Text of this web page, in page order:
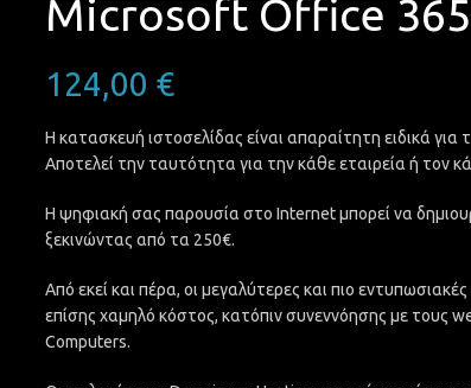
Microsoft Office 365
124,00 €
Η κατασκευή ιστοσελίδας είναι απαραίτητη ειδικά για
Αποτελεί την ταυτότητα για την κάθε εταιρεία ή τον
Η ψηφιακή σας παρουσία στο Internet μπορεί να
ξεκινώντας από τα 250€.
Από εκεί και πέρα, οι μεγαλύτερες και πιο
επίσης χαμηλό κόστος, κατόπιν συνεννόησης με τους
Computers.